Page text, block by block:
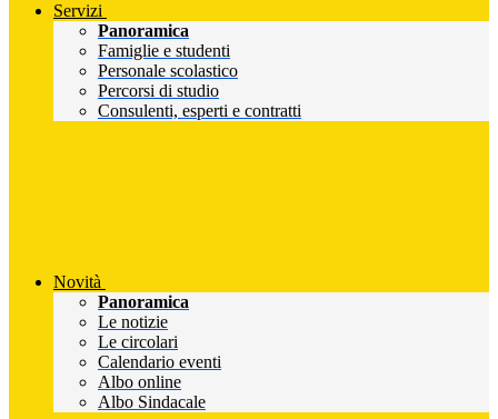
Servizi
Panoramica
Famiglie e studenti
Personale scolastico
Percorsi di studio
Consulenti, esperti e contratti
Novità
Panoramica
Le notizie
Le circolari
Calendario eventi
Albo online
Albo Sindacale